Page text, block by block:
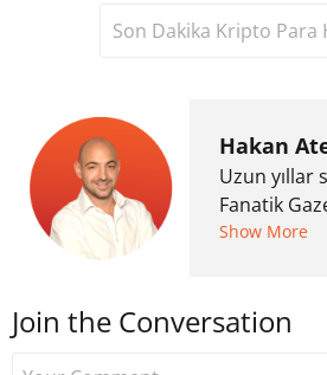
Son Dakika Kripto Para
Hakan
Uzun yıllar
Fanatik
Hakan
Uzmancoin
Show More
Join the Conversation